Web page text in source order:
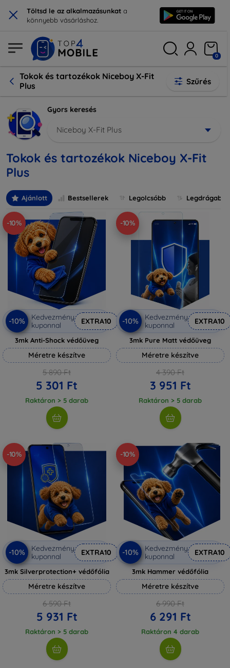
× Töltsd le az alkalmazásunkat a
könnyebb vásárláshoz.
0
Tokok és tartozékok Niceboy X-Fit
Plus
Szűrés
Gyors keresés
Niceboy X-Fit Plus
Tokok és tartozékok Niceboy X-Fit
Plus
Ajánlott Bestsellerek Legolcsóbb Legdrágabb
-10%
-10%
Kedvezmény
kuponnal
EXTRA10
3mk Anti-Shock védőüveg
Méretre készítve
5 890 Ft
5 301 Ft
Raktáron > 5 darab
-10%
-10%
Kedvezmény
kuponnal
EXTRA10
3mk Pure Matt védőüveg
Méretre készítve
4 390 Ft
3 951 Ft
Raktáron > 5 darab
-10%
-10%
Kedvezmény
kuponnal
EXTRA10
3mk Silverprotection+ védőfólia
Méretre készítve
6 590 Ft
5 931 Ft
Raktáron > 5 darab
-10%
-10%
Kedvezmény
kuponnal
EXTRA10
3mk Hammer védőfólia
Méretre készítve
6 990 Ft
6 291 Ft
Raktáron 4 darab